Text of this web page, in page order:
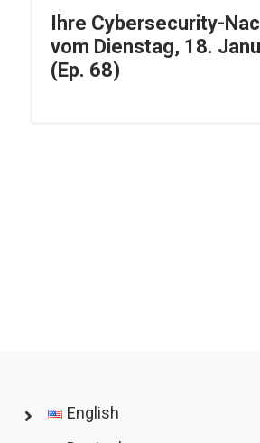
Ihre Cybersecurity-
vom Dienstag, 18.
(Ep. 68)
English